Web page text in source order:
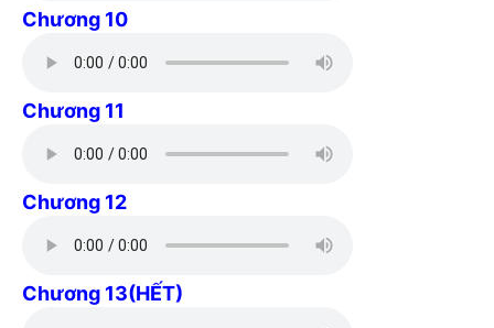
Chương 10
Chương 11
Chương 12
Chương 13(HẾT)